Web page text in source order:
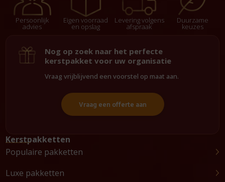
Persoonlijk
advies
Eigen voorraad
en opslag
Levering volgens
afspraak
Duurzame
keuzes
Nog op zoek naar het perfecte
kerstpakket voor uw organisatie
Vraag vrijblijvend een voorstel op maat aan.
Vraag een offerte aan
Kerstpakketten
Populaire pakketten
Luxe pakketten